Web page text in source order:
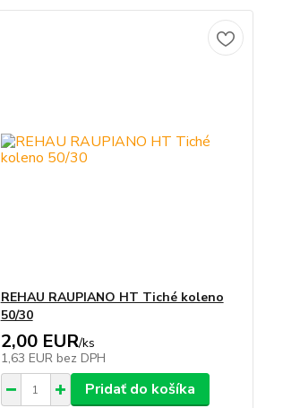
REHAU RAUPIANO HT Tiché koleno
50/30
2,00 EUR/ks
1,63 EUR bez DPH
Pridať do košíka